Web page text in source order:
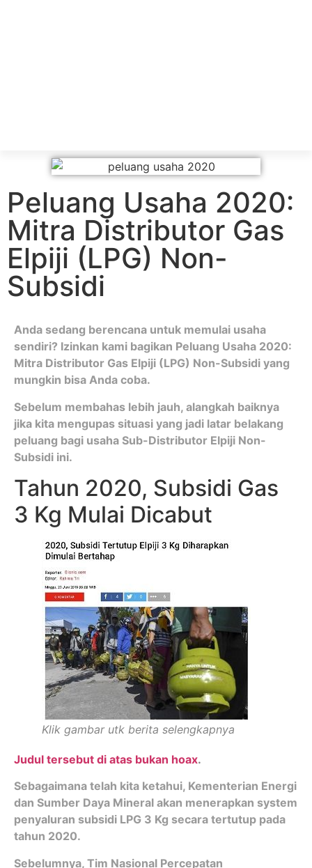
Peluang Usaha 2020:
Mitra Distributor Gas
Elpiji (LPG) Non-
Subsidi
Anda sedang berencana untuk memulai usaha
sendiri? Izinkan kami bagikan Peluang Usaha 2020:
Mitra Distributor Gas Elpiji (LPG) Non-Subsidi yang
mungkin bisa Anda coba.
Sebelum membahas lebih jauh, alangkah baiknya
jika kita mengupas situasi yang jadi latar belakang
peluang bagi usaha Sub-Distributor Elpiji Non-
Subsidi ini.
Tahun 2020, Subsidi Gas
3 Kg Mulai Dicabut
Klik gambar utk berita selengkapnya
Judul tersebut di atas bukan hoax.
Sebagaimana telah kita ketahui, Kementerian Energi
dan Sumber Daya Mineral akan menerapkan system
penyaluran subsidi LPG 3 Kg secara tertutup pada
tahun 2020.
Sebelumnya, Tim Nasional Percepatan